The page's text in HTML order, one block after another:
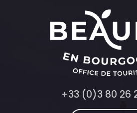
+33 (0)3 80 26